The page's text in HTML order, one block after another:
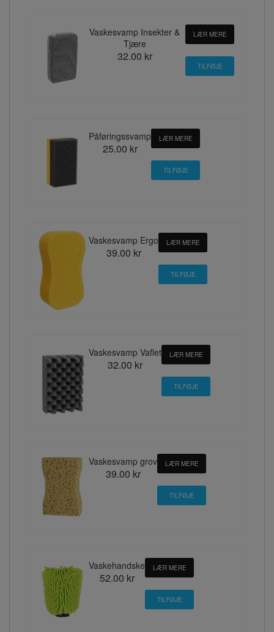
Vaskesvamp Insekter &
Tjære
32.00 kr
LÆR MERE
Påføringssvamp
25.00 kr
LÆR MERE
Vaskesvamp Ergo
39.00 kr
LÆR MERE
Vaskesvamp Vaflet
32.00 kr
LÆR MERE
Vaskesvamp grov
39.00 kr
LÆR MERE
Vaskehandske
52.00 kr
LÆR MERE